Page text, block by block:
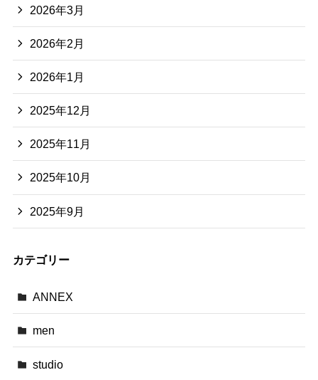
2026年3月
2026年2月
2026年1月
2025年12月
2025年11月
2025年10月
2025年9月
カテゴリー
ANNEX
men
studio